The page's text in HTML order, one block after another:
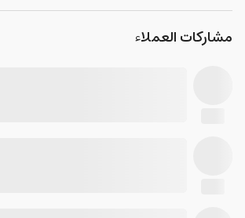
مشاركات العملاء